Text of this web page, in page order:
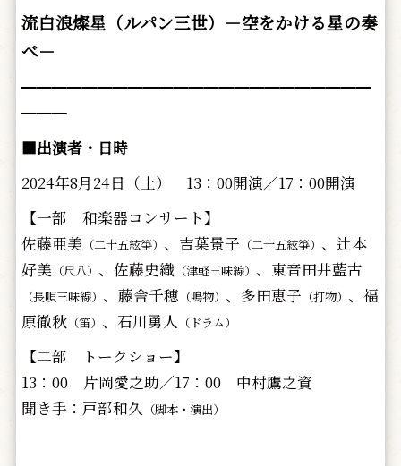
流白浪燦星（ルパン三世）－空をかける星の奏
べ－
━━━━━━━━━━━━━━━━━━━━━━━
━━━
■出演者・日時
2024年8月24日（土） 13：00開演／17：00開演
【一部 和楽器コンサート】
佐藤亜美 （二十五絃箏） 、吉葉景子 （二十五絃箏） 、辻本
好美 （尺八） 、佐藤史織（津軽三味線） 、東音田井藍古
（長唄三味線） 、藤舎千穂（鳴物） 、多田恵子 （打物） 、福
原徹秋（笛） 、石川勇人 （ドラム）
【二部 トークショー】
13：00 片岡愛之助／17：00 中村鷹之資
聞き手：戸部和久 （脚本・演出）